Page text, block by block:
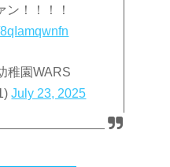
ン！！！！
稚園WARS
July 23, 2025